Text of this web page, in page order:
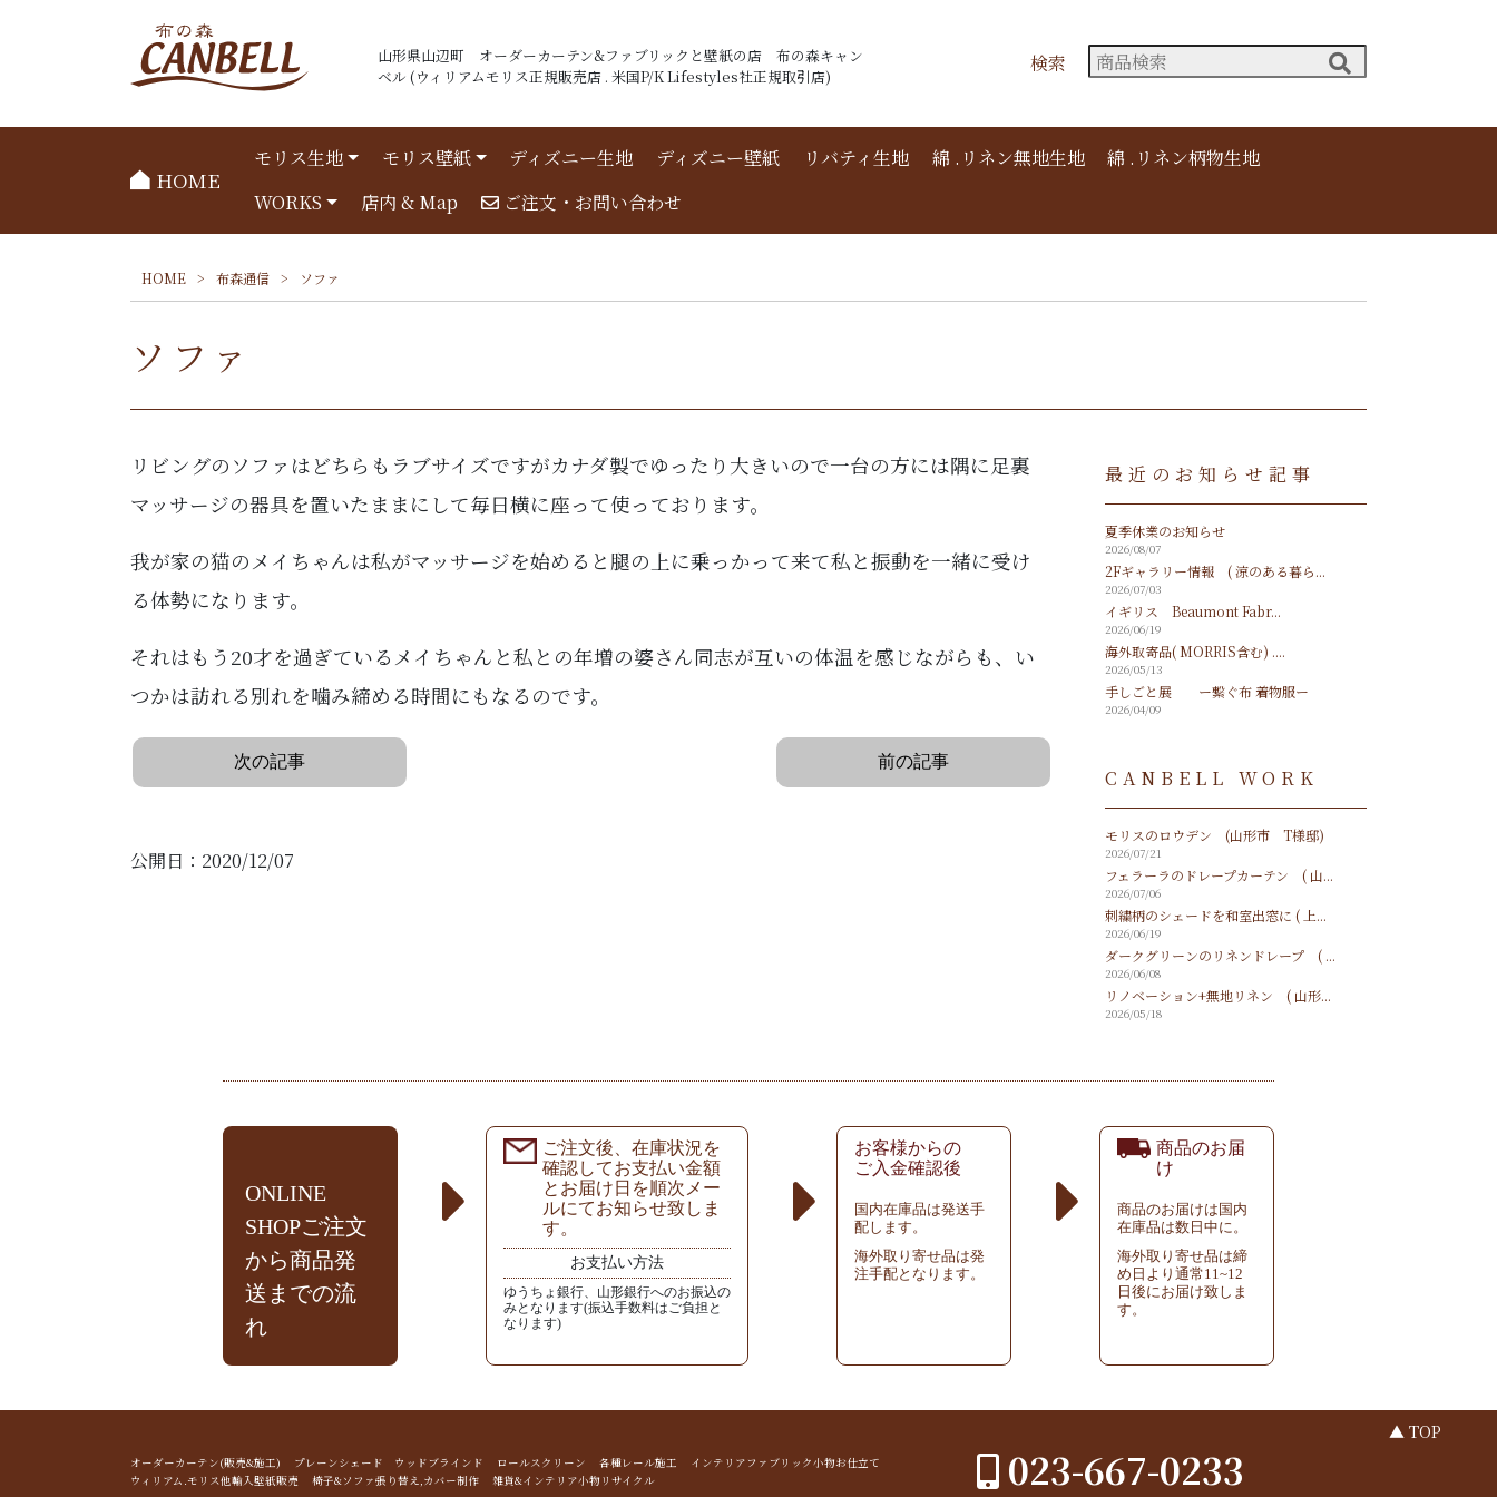
山形県山辺町 オーダーカーテン&ファブリックと壁紙の店 布の森キャン
ベル (ウィリアムモリス正規販売店 . 米国P/K Lifestyles社正規取引店)
検索
HOME
モリス生地 モリス壁紙 ディズニー生地 ディズニー壁紙 リバティ生地 綿 .リネン無地生地
綿 .リネン柄物生地
WORKS
店内 & Map ご注文・お問い合わせ
HOME > 布森通信 > ソファ
ソファ
リビングのソファはどちらもラブサイズですがカナダ製でゆったり大きいので一台の方には隅に足裏
マッサージの器具を置いたままにして毎日横に座って使っております。
我が家の猫のメイちゃんは私がマッサージを始めると腿の上に乗っかって来て私と振動を一緒に受け
る体勢になります。
それはもう20才を過ぎているメイちゃんと私との年増の婆さん同志が互いの体温を感じながらも、い
つかは訪れる別れを噛み締める時間にもなるのです。
次の記事 前の記事
公開日：2020/12/07
最近のお知らせ記事
夏季休業のお知らせ
2026/08/07
2Fギャラリー情報 ( 涼のある暮ら...
2026/07/03
イギリス Beaumont Fabr...
2026/06/19
海外取寄品( MORRIS含む) ....
2026/05/13
手しごと展 ー繋ぐ布 着物服ー
2026/04/09
CANBELL WORK
モリスのロウデン (山形市 T様邸)
2026/07/21
フェラーラのドレープカーテン ( 山...
2026/07/06
刺繍柄のシェードを和室出窓に ( 上...
2026/06/19
ダークグリーンのリネンドレープ ( ...
2026/06/08
リノベーション+無地リネン ( 山形...
2026/05/18
ONLINE
SHOPご注文
から商品発
送までの流
れ
ご注文後、在庫状況を
確認してお支払い金額
とお届け日を順次メー
ルにてお知らせ致しま
す。
お支払い方法
ゆうちょ銀行、山形銀行へのお振込の
みとなります(振込手数料はご負担と
なります)
お客様からの
ご入金確認後
国内在庫品は発送手
配します。
海外取り寄せ品は発
注手配となります。
商品のお届
け
商品のお届けは国内
在庫品は数日中に。
海外取り寄せ品は締
め日より通常11~12
日後にお届け致しま
す。
▲ TOP
オーダーカーテン(販売&施工) プレーンシェード ウッドブラインド ロールスクリーン 各種レール施工 インテリアファブリック小物お仕立て
ウィリアム.モリス他輸入壁紙販売 椅子&ソファ張り替え,カバー制作 雑貨&インテリア小物リサイクル
023-667-0233